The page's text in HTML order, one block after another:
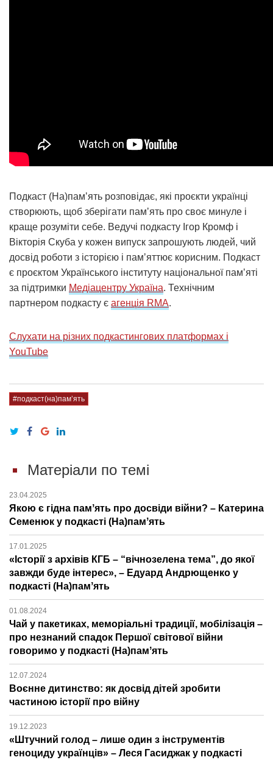
Подкаст (На)памʼять розповідає, які проєкти українці
створюють, щоб зберігати памʼять про своє минуле і
краще розуміти себе. Ведучі подкасту Ігор Кромф і
Вікторія Скуба у кожен випуск запрошують людей, чий
досвід роботи з історією і памʼяттює корисним. Подкаст
є проєктом Українського інституту національної памʼяті
за підтримки Медіацентру Україна. Технічним
партнером подкасту є агенція RMA.
Слухати на різних подкастингових платформах і
YouTube
#подкаст(на)памʼять
Матеріали по темі
23.04.2025
Якою є гідна памʼять про досвіди війни? – Катерина
Семенюк у подкасті (На)памʼять
17.01.2025
«Історії з архівів КГБ – “вічнозелена тема”, до якої
завжди буде інтерес», – Едуард Андрющенко у
подкасті (На)памʼять
01.08.2024
Чай у пакетиках, меморіальні традиції, мобілізація –
про незнаний спадок Першої світової війни
говоримо у подкасті (На)памʼять
12.07.2024
Воєнне дитинство: як досвід дітей зробити
частиною історії про війну
19.12.2023
«Штучний голод – лише один з інструментів
геноциду українців» – Леся Гасиджак у подкасті